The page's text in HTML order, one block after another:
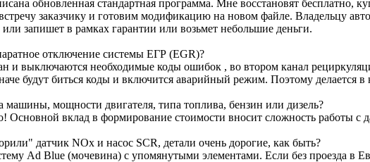
обновленная стандартная программа. Мне восстановят бесплатно,
заказчику и готовим модификацию на новом файле. Владельцу
запишет в рамках гарантии или возьмет небольшие деньги.
отключение системы ЕГР (EGR)?
и выключаются необходимые коды ошибок , во втором канал
будут биться коды и включится аварийный режим. Поэтому делается в
машины, мощности двигателя, типа топлива, бензин или дизель?
Основной вклад в формирование стоимости вносит сложность работы с
датчик NOx и насос SCR, детали очень дорогие, как быть?
Ad Blue (мочевина) с упомянутыми элементами. Если без проезда в